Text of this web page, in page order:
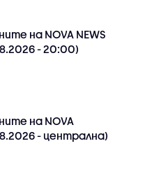
на NOVA NEWS
- 20:00)
на NOVA
- централна)